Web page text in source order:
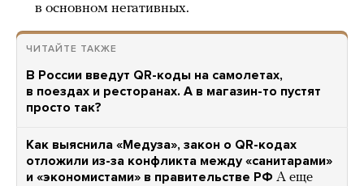
в основном негативных.
ЧИТАЙТЕ ТАКЖЕ
В России введут QR-коды на самолетах,
в поездах и ресторанах. А в магазин-то пустят
просто так?
Как выяснила «Медуза», закон о QR-кодах
отложили из-за конфликта между «санитарами»
и «экономистами» в правительстве РФ А еще